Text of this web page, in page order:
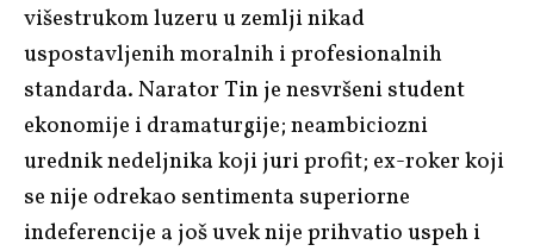
višestrukom luzeru u zemlji nikad
uspostavljenih moralnih i profesionalnih
standarda. Narator Tin je nesvršeni student
ekonomije i dramaturgije; neambiciozni
urednik nedeljnika koji juri profit; ex-roker koji
se nije odrekao sentimenta superiorne
indeferencije a još uvek nije prihvatio uspeh i